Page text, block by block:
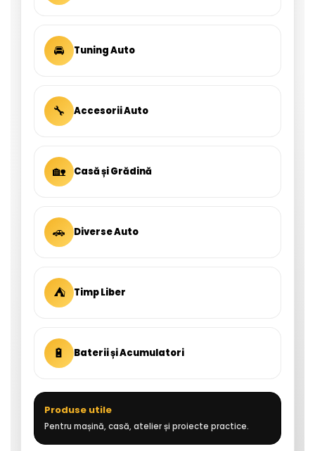
🚘 Tuning Auto
🔧 Accesorii Auto
🏡 Casă și Grădină
🚗 Diverse Auto
⛺ Timp Liber
🔋 Baterii și Acumulatori
Produse utile
Pentru mașină, casă, atelier și proiecte practice.